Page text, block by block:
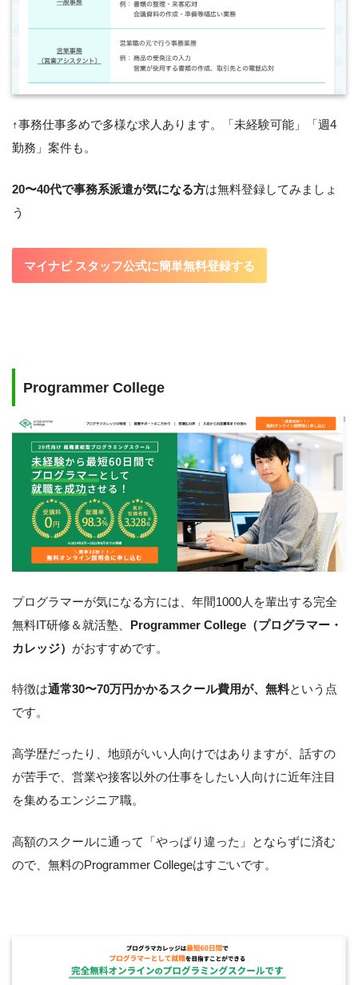
↑事務仕事多めで多様な求人あります。「未経験可能」「週4
勤務」案件も。
20〜40代で事務系派遣が気になる方は無料登録してみましょ
う
マイナビ スタッフ公式に簡単無料登録する
Programmer College
プログラマーが気になる方には、年間1000人を輩出する完全
無料IT研修＆就活塾、 Programmer College（プログラマー・
カレッジ） がおすすめです。
特徴は通常30〜70万円かかるスクール費用が、無料という点
です。
高学歴だったり、地頭がいい人向けではありますが、話すの
が苦手で、営業や接客以外の仕事をしたい人向けに近年注目
を集めるエンジニア職。
高額のスクールに通って「やっぱり違った」とならずに済む
ので、無料のProgrammer Collegeはすごいです。